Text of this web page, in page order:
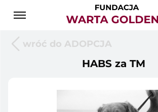
wróć do ADOPCJA
HABS za TM